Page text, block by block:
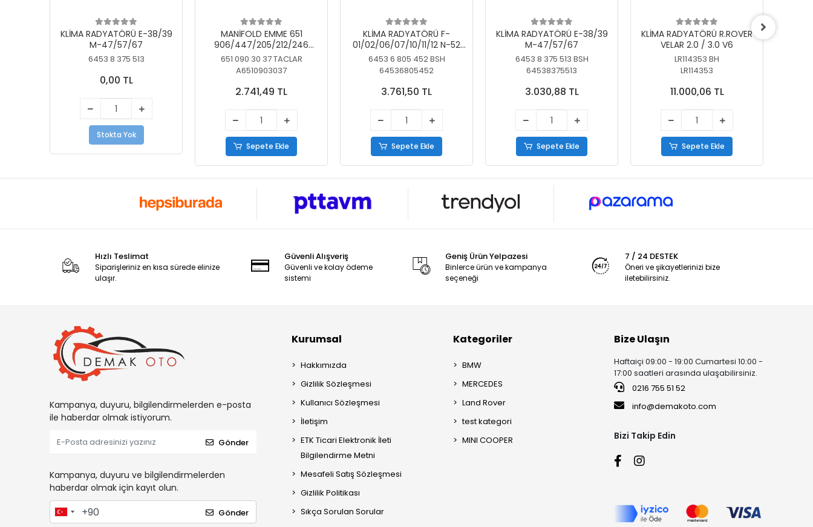
KLİMA RADYATÖRÜ E-38/39
M-47/57/67
6453 8 375 513
0,00 TL
Stokta Yok
MANİFOLD EMME 651
906/447/205/212/246
KELEBEKSİZ
651 090 30 37 TACLAR
A6510903037
2.741,49 TL
Sepete Ekle
KLİMA RADYATÖRÜ F-
01/02/06/07/10/11/12 N-52
N/N-53/57/63
6453 6 805 452 BSH
64536805452
3.761,50 TL
Sepete Ekle
KLİMA RADYATÖRÜ E-38/39
M-47/57/67
6453 8 375 513 BSH
64538375513
3.030,88 TL
Sepete Ekle
KLİMA RADYATÖRÜ R.ROVER
VELAR 2.0 / 3.0 V6
LR114353 BH
LR114353
11.000,06 TL
Sepete Ekle
Hızlı Teslimat
Siparişleriniz en kısa sürede elinize
ulaşır.
Güvenli Alışveriş
Güvenli ve kolay ödeme
sistemi
Geniş Ürün Yelpazesi
Binlerce ürün ve kampanya
seçeneği
7 / 24 DESTEK
Öneri ve şikayetlerinizi bize
iletebilirsiniz.
Kampanya, duyuru, bilgilendirmelerden e-posta
ile haberdar olmak istiyorum.
Gönder
Kampanya, duyuru ve bilgilendirmelerden
haberdar olmak için kayıt olun.
Gönder
Kurumsal
Hakkımızda
Gizlilik Sözleşmesi
Kullanıcı Sözleşmesi
İletişim
ETK Ticari Elektronik İleti
Bilgilendirme Metni
Mesafeli Satış Sözleşmesi
Gizlilik Politikası
Sıkça Sorulan Sorular
Kategoriler
BMW
MERCEDES
Land Rover
test kategori
MINI COOPER
Bize Ulaşın
Haftaiçi 09:00 - 19:00 Cumartesi 10:00 -
17:00 saatleri arasında ulaşabilirsiniz.
0216 755 51 52
info@demakoto.com
Bizi Takip Edin